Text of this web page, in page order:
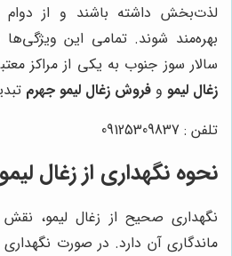
لذت‌بخش داشته باشند و از دوام
بهره‌مند شوند. تمامی این
سالار سوز جنوب به یکی از مراکز
زغال لیمو و فروش زغال لیمو جهرم
تلفن : 09125309837
نحوه نگهداری از زغال لیمو
نگهداری صحیح از زغال لیمو،
ماندگاری آن دارد. در صورت